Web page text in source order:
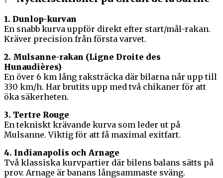
1. Dunlop-kurvan
En snabb kurva uppför direkt efter start/mål-rakan.
Kräver precision från första varvet.
2. Mulsanne-rakan (Ligne Droite des
Hunaudières)
En över 6 km lång raksträcka där bilarna når upp till
330 km/h. Har brutits upp med två chikaner för att
öka säkerheten.
3. Tertre Rouge
En tekniskt krävande kurva som leder ut på
Mulsanne. Viktig för att få maximal exitfart.
4. Indianapolis och Arnage
Två klassiska kurvpartier där bilens balans sätts på
prov. Arnage är banans långsammaste sväng.